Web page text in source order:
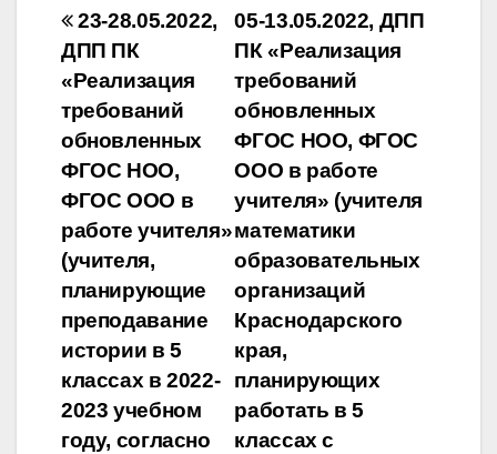
Навигация
по
записям
05-13.05.2022, ДПП
ПК «Реализация
требований
обновленных
ФГОС НОО, ФГОС
ООО в работе
учителя» (учителя
математики
образовательных
организаций
Краснодарского
края,
планирующих
работать в 5
классах с
23-28.05.2022,
ДПП ПК
«Реализация
требований
обновленных
ФГОС НОО,
ФГОС ООО в
работе учителя»
(учителя,
планирующие
преподавание
истории в 5
классах в 2022-
2023 учебном
году, согласно